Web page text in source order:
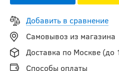
Добавить в сравнение
Самовывоз из магазина
Доставка по Москве
Способы оплаты